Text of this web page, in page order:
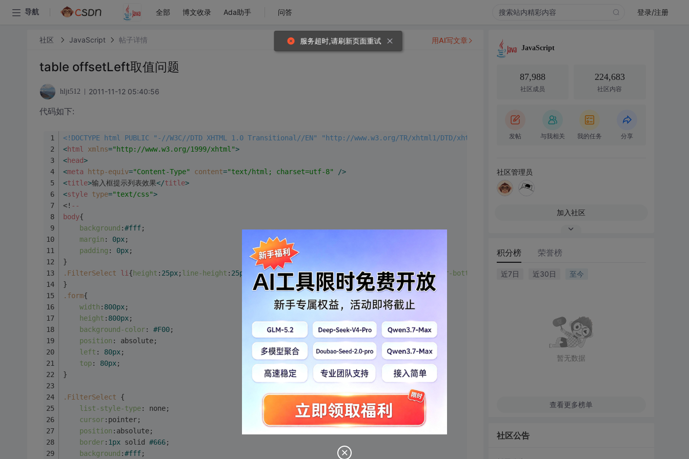
导航 全部 博文收录 Ada助手 问答 登录/注册
社区 JavaScript 帖子详情
table offsetLeft取值问题
hljt512 2011-11-12 05:40:56
代码如下:
<!DOCTYPE html PUBLIC "-//W3C//DTD XHTML 1.0 Transitional//EN" "http://www.w3.org/TR/xhtml1/DTD/xhtml1-transitional.dtd">
<html xmlns="http://www.w3.org/1999/xhtml">
<head>
<meta http-equiv="Content-Type" content="text/html; charset=utf-8" />
<title>输入框提示列表效果</title>
<style type="text/css">
<! --
body{
background :#fff;
margin : 0px;
padding : 0px;
}
.FilterSelect
li {height : 25px; line-height : 25px text-indent :15px;margin: 0px;padding: 0px;border-bottom dashed #ccc;color :#666
}
.form{
width : 800px;
height : 800px;
background-color: #F00;
position : absolute;
left : 80px;
top: 80px;
}
.FilterSelect {
list-style-type: none;
cursor:pointer;
position :absolute;
border: 1px solid #666;
background :#fff;
用AI写文章
JavaScript
87,988
社区成员
224,683
社区内容
发帖 与我相关 我的任务 分享
社区管理员
加入社区
积分榜 荣誉榜
近7日 近30日 至今
暂无数据
查看更多榜单
社区公告
服务超时,请刷新页面重试